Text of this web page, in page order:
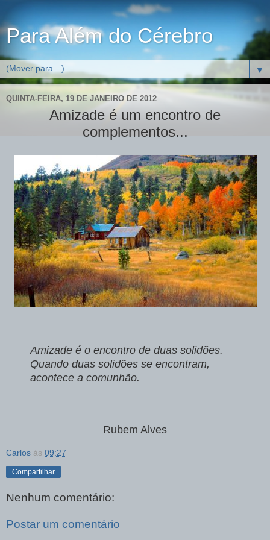
Para Além do Cérebro
▼
QUINTA-FEIRA, 19 DE JANEIRO DE 2012
Amizade é um encontro de
complementos...
Amizade é o encontro de duas solidões.
Quando duas solidões se encontram,
acontece a comunhão.
Rubem Alves
Carlos às 09:27
Compartilhar
Nenhum comentário:
Postar um comentário